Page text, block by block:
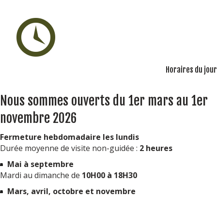
Horaires du jour
Nous sommes ouverts du 1er mars au 1er
novembre 2026
Fermeture hebdomadaire les lundis
Durée moyenne de visite non-guidée : 2 heures
Mai à septembre
Mardi au dimanche de 10H00 à 18H30
Mars, avril, octobre et novembre